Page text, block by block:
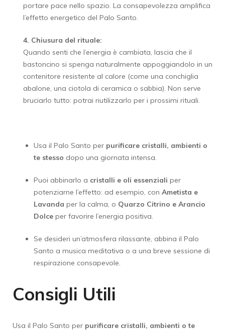
portare pace nello spazio. La consapevolezza amplifica
l’effetto energetico del Palo Santo.
4. Chiusura del rituale:
Quando senti che l’energia è cambiata, lascia che il
bastoncino si spenga naturalmente appoggiandolo in un
contenitore resistente al calore (come una conchiglia
abalone, una ciotola di ceramica o sabbia). Non serve
bruciarlo tutto: potrai riutilizzarlo per i prossimi rituali.
Usa il Palo Santo per purificare cristalli, ambienti o
te stesso dopo una giornata intensa.
Puoi abbinarlo a cristalli e oli essenziali per
potenziarne l’effetto: ad esempio, con Ametista e
Lavanda per la calma, o Quarzo Citrino e Arancio
Dolce per favorire l’energia positiva.
Se desideri un’atmosfera rilassante, abbina il Palo
Santo a musica meditativa o a una breve sessione di
respirazione consapevole.
Consigli Utili
Usa il Palo Santo per purificare cristalli, ambienti o te